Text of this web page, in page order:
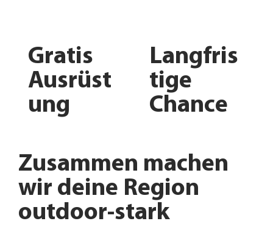
Gratis
Ausrüst
ung
Langfris
tige
Chance
Zusammen machen
wir deine Region
outdoor-stark